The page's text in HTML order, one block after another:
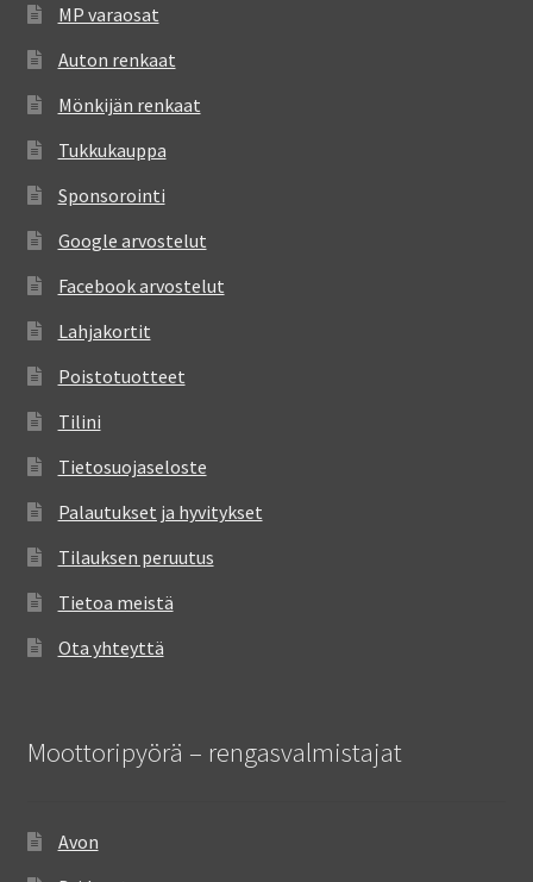
MP varaosat
Auton renkaat
Mönkijän renkaat
Tukkukauppa
Sponsorointi
Google arvostelut
Facebook arvostelut
Lahjakortit
Poistotuotteet
Tilini
Tietosuojaseloste
Palautukset ja hyvitykset
Tilauksen peruutus
Tietoa meistä
Ota yhteyttä
Moottoripyörä – rengasvalmistajat
Avon